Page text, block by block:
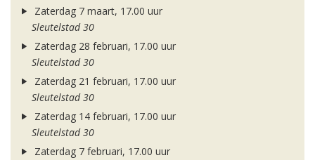
Zaterdag 7 maart, 17.00 uur
Sleutelstad 30
Zaterdag 28 februari, 17.00 uur
Sleutelstad 30
Zaterdag 21 februari, 17.00 uur
Sleutelstad 30
Zaterdag 14 februari, 17.00 uur
Sleutelstad 30
Zaterdag 7 februari, 17.00 uur